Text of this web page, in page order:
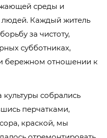
среды и
людей. Каждый житель
за чистоту,
субботниках,
бережном отношении к
собрались
перчатками,
краской, мы